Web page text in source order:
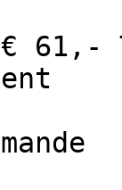
61,-